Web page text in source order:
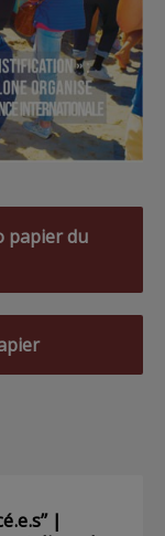
papier du
|